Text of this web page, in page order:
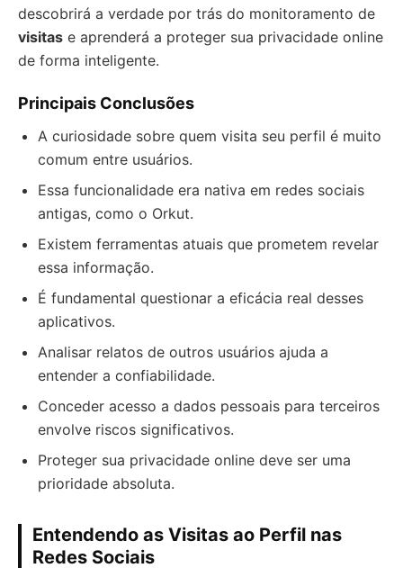
descobrirá a verdade por trás do monitoramento de
visitas e aprenderá a proteger sua privacidade online
de forma inteligente.
Principais Conclusões
A curiosidade sobre quem visita seu perfil é muito
comum entre usuários.
Essa funcionalidade era nativa em redes sociais
antigas, como o Orkut.
Existem ferramentas atuais que prometem revelar
essa informação.
É fundamental questionar a eficácia real desses
aplicativos.
Analisar relatos de outros usuários ajuda a
entender a confiabilidade.
Conceder acesso a dados pessoais para terceiros
envolve riscos significativos.
Proteger sua privacidade online deve ser uma
prioridade absoluta.
Entendendo as Visitas ao Perfil nas
Redes Sociais